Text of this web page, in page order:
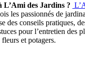
L’Ami des Jardins ?
les passionnés de
des conseils pratiques,
pour l’entretien des
et potagers.